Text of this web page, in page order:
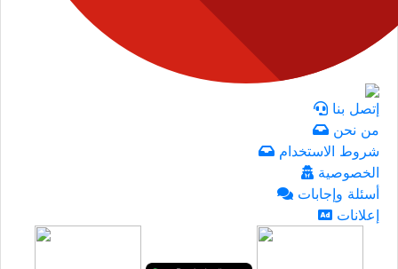
إتصل بنا
من نحن
شروط الاستخدام
الخصوصية
أسئلة وإجابات
إعلانات